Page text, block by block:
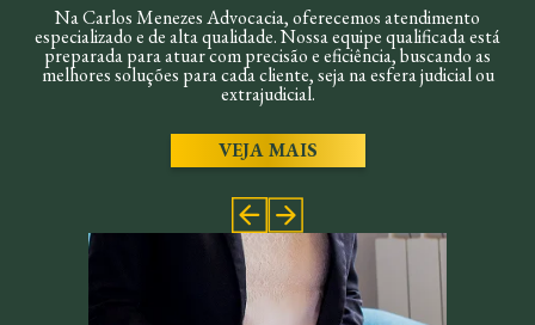
Na Carlos Menezes Advocacia, oferecemos atendimento
especializado e de alta qualidade. Nossa equipe qualificada está
preparada para atuar com precisão e eficiência, buscando as
melhores soluções para cada cliente, seja na esfera judicial ou
extrajudicial.
VEJA MAIS